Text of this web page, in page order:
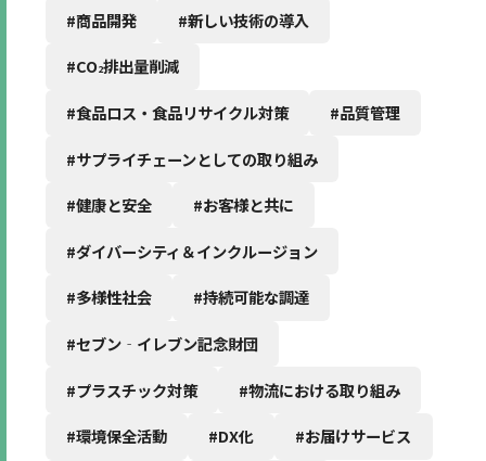
#商品開発 #新しい技術の導入
#CO2排出量削減
#食品ロス・食品リサイクル対策 #品質管理
#サプライチェーンとしての取り組み
#健康と安全 #お客様と共に
#ダイバーシティ＆インクルージョン
#多様性社会 #持続可能な調達
#セブン‐イレブン記念財団
#プラスチック対策 #物流における取り組み
#環境保全活動 #DX化 #お届けサービス